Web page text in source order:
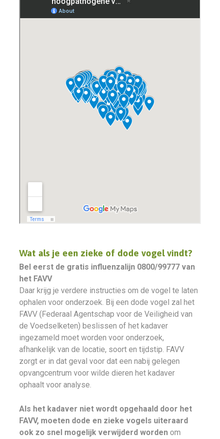
Wat als je een zieke of dode vogel vindt?
Bel eerst de gratis influenzalijn 0800/99777 van
het FAVV
Daar krijg je verdere instructies om de vogel te laten
ophalen voor onderzoek. Bij een dode vogel zal het
FAVV (Federaal Agentschap voor de Veiligheid van
de Voedselketen) beslissen of het kadaver
ingezameld moet worden voor onderzoek,
afhankelijk van de locatie, soort en tijdstip. FAVV
zorgt er in dat geval voor dat een nabij gelegen
opvangcentrum voor wilde dieren het kadaver
ophaalt voor analyse.
Als het kadaver niet wordt opgehaald door het
FAVV, moeten dode en zieke vogels uiteraard
ook zo snel mogelijk verwijderd wordenom